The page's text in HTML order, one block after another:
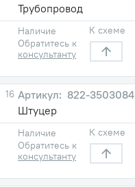
Трубопровод
Наличие
Обратитесь к
консультанту
К схеме
16
822-3503084
Штуцер
Наличие
Обратитесь к
консультанту
К схеме